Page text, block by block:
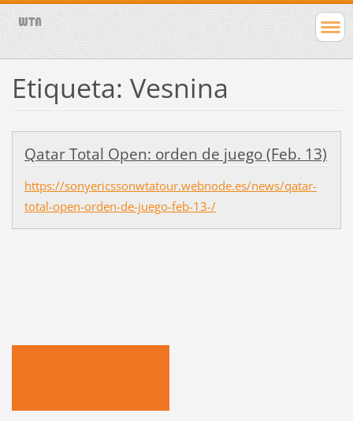
Etiqueta: Vesnina
Qatar Total Open: orden de juego (Feb. 13)
https://sonyericssonwtatour.webnode.es/news/qatar-
total-open-orden-de-juego-feb-13-/